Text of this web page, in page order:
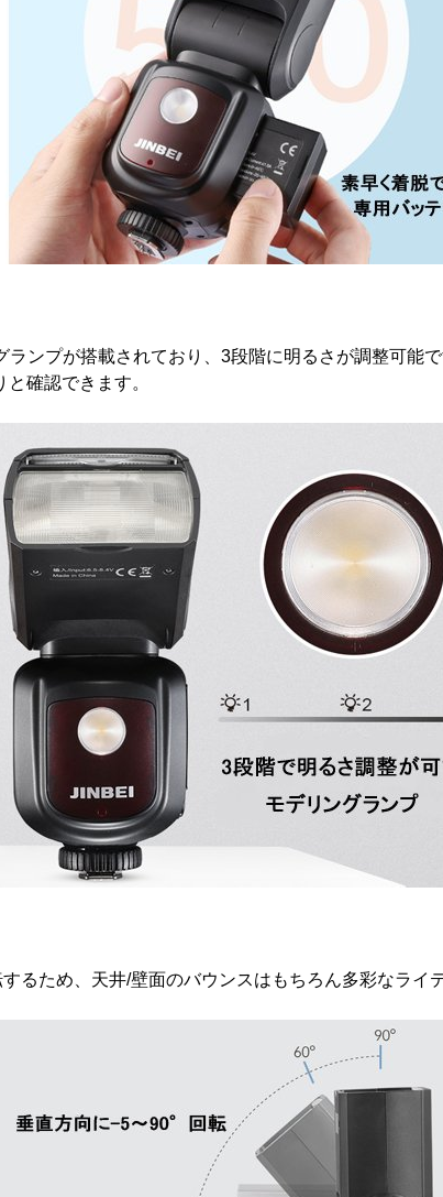
ンプが搭載されており、3段階に明るさが調整可能で
確認できます。
るため、天井/壁面のバウンスはもちろん多彩なライ